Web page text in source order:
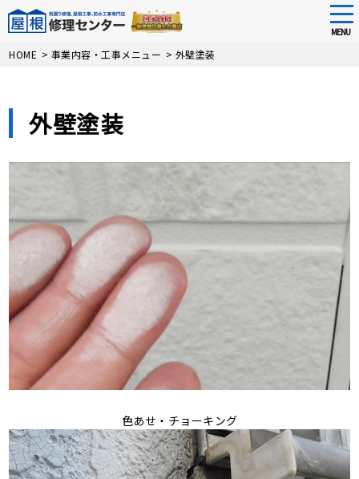
Skip
MENU
HOME > 事業内容・工事メニュー > 外壁塗装
外壁塗装
色あせ・チョーキング